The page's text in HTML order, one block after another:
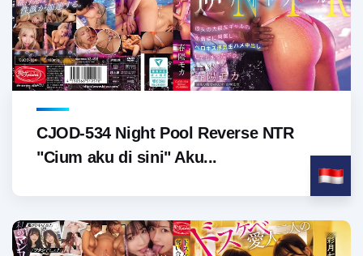
CJOD-534 Night Pool Reverse NTR
"Cium aku di sini" Aku...